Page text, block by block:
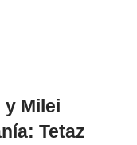
Milei
Tetaz